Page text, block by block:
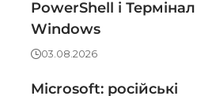
PowerShell і Термінал
Windows
03.08.2026
Microsoft: російські